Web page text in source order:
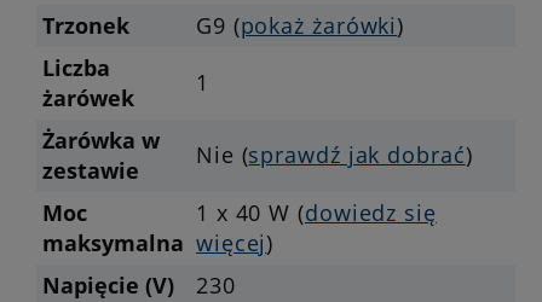
Trzonek G9 (pokaż żarówki)
Liczba
żarówek
1
Żarówka w
zestawie
Nie (sprawdź jak dobrać)
Moc
maksymalna
1 x 40 W (dowiedz się
więcej)
Napięcie (V)
230